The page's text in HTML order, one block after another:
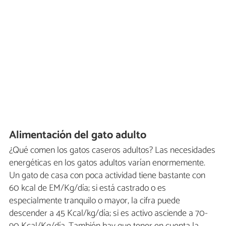
Alimentación del gato adulto
¿Qué comen los gatos caseros adultos? Las necesidades
energéticas en los gatos adultos varían enormemente.
Un gato de casa con poca actividad tiene bastante con
60 kcal de EM/Kg/día; si está castrado o es
especialmente tranquilo o mayor, la cifra puede
descender a 45 Kcal/kg/día; si es activo asciende a 70-